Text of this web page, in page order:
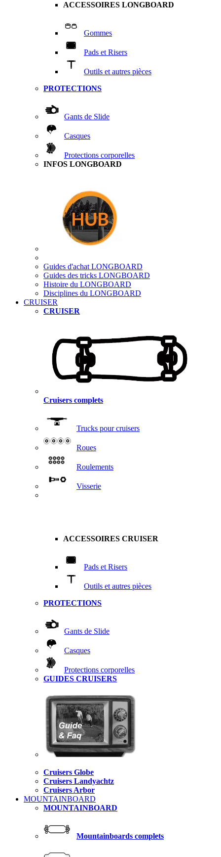
ACCESSOIRES LONGBOARD
Gommes
Pads et Risers
Outils et autres pièces
PROTECTIONS
Gants de Slide
Casques
Protections corporelles
INFOS LONGBOARD
Guides d'achat LONGBOARD
Guides des tricks LONGBOARD
Histoire du LONGBOARD
Disciplines du LONGBOARD
CRUISER
CRUISER
Cruisers complets
Trucks pour cruisers
Roues
Roulements
Visserie
ACCESSOIRES CRUISER
Pads et Risers
Outils et autres pièces
PROTECTIONS
Gants de Slide
Casques
Protections corporelles
GUIDES CRUISERS
Cruisers Globe
Cruisers Landyachtz
Cruisers Arbor
MOUNTAINBOARD
MOUNTAINBOARD
Mountainboards complets